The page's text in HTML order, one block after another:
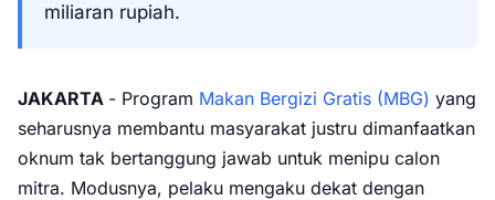
miliaran rupiah.
JAKARTA - Program Makan Bergizi Gratis (MBG) yang
seharusnya membantu masyarakat justru dimanfaatkan
oknum tak bertanggung jawab untuk menipu calon
mitra. Modusnya, pelaku mengaku dekat dengan